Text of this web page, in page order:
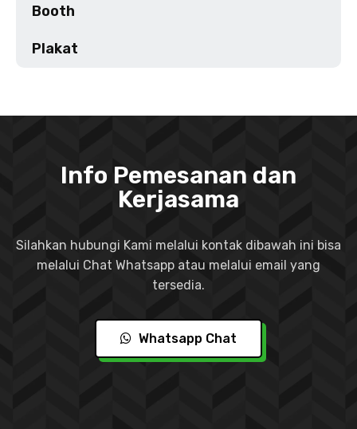
Booth
Plakat
Info Pemesanan dan
Kerjasama
Silahkan hubungi Kami melalui kontak dibawah ini bisa
melalui Chat Whatsapp atau melalui email yang
tersedia.
Whatsapp Chat